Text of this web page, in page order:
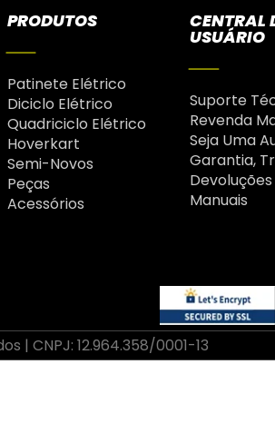
PRODUTOS
Patinete Elétrico
Diciclo Elétrico
Quadriciclo Elétrico
Hoverkart
Semi-Novos
Peças
Acessórios
CENTRAL
USUÁRIO
Suporte
Revenda
Seja Uma
Garantia,
Devoluções
Manuais
| CNPJ: 12.964.358/0001-13